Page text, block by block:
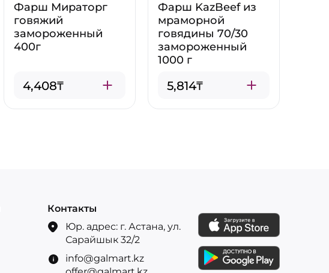
Фарш Мираторг
говяжий
замороженный
400г
4,408₸
Фарш KazBeef из
мраморной
говядины 70/30
замороженный
1000 г
5,814₸
Контакты
Юр. адрес: г. Астана, ул.
Сарайшык 32/2
info@galmart.kz